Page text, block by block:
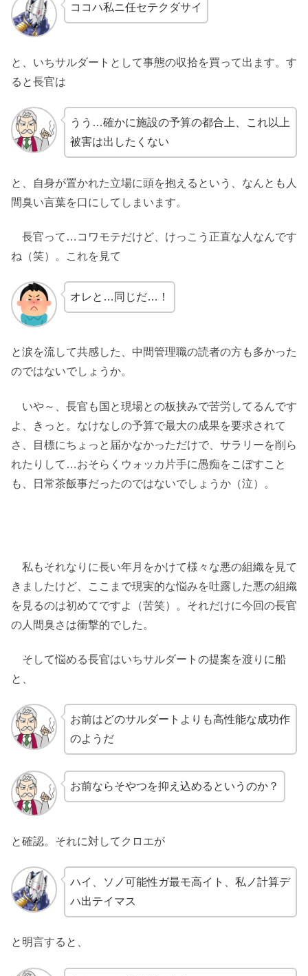
ココハ私ニ任セテクダサイ
と、いちサルダートとして事態の収拾を買って出ます。す
ると長官は
うう…確かに施設の予算の都合上、これ以上
被害は出したくない
と、自身が置かれた立場に頭を抱えるという、なんとも人
間臭い言葉を口にしてしまいます。
長官って…コワモテだけど、けっこう正直な人なんです
ね（笑）。これを見て
オレと…同じだ…！
と涙を流して共感した、中間管理職の読者の方も多かった
のではないでしょうか。
いや～、長官も国と現場との板挟みで苦労してるんです
よ、きっと。なけなしの予算で最大の成果を要求されて
さ、目標にちょっと届かなかっただけで、サラリーを削ら
れたりして…おそらくウォッカ片手に愚痴をこぼすこと
も、日常茶飯事だったのではないでしょうか（泣）。
私もそれなりに長い年月をかけて様々な悪の組織を見て
きましたけど、ここまで現実的な悩みを吐露した悪の組織
を見るのは初めてですよ（苦笑）。それだけに今回の長官
の人間臭さは衝撃的でした。
そして悩める長官はいちサルダートの提案を渡りに船
と、
お前はどのサルダートよりも高性能な成功作
のようだ
お前ならそやつを抑え込めるというのか？
と確認。それに対してクロエが
ハイ、ソノ可能性ガ最モ高イト、私ノ計算デ
ハ出テイマス
と明言すると、